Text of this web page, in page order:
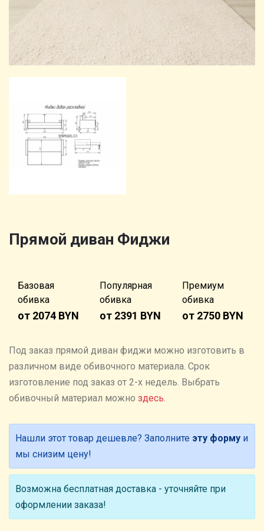
Прямой диван Фиджи
Базовая
обивка
от 2074 BYN
Популярная
обивка
от 2391 BYN
Премиум
обивка
от 2750 BYN
Под заказ прямой диван фиджи можно изготовить в
различном виде обивочного материала. Cрок
изготовление под заказ от 2-х недель. Выбрать
обивочный материал можно здесь.
Нашли этот товар дешевле? Заполните эту форму и
мы снизим цену!
Возможна бесплатная доставка - уточняйте при
оформлении заказа!